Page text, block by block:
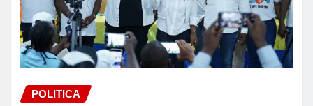
POLITICA